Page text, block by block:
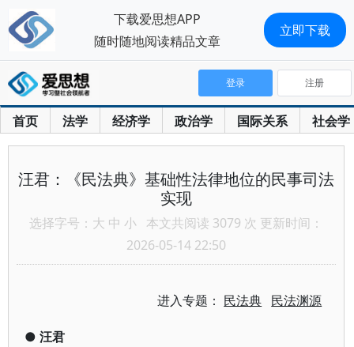
首页 法学 经济学 政治学 国际关系 社会学
登录 注册
汪君：《民法典》基础性法律地位的民事司法
实现
选择字号： 大 中 小 本文共阅读 3079 次 更新时间：
2026-05-14 22:50
进入专题： 民法典 民法渊源
● 汪君
下载爱思想APP
随时随地阅读精品文章
立即下载